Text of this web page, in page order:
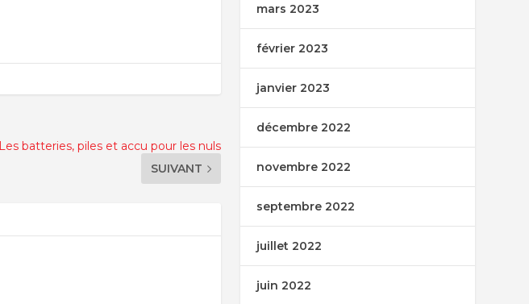
Les batteries, piles et accu pour les nuls
SUIVANT
mars 2023
février 2023
janvier 2023
décembre 2022
novembre 2022
septembre 2022
juillet 2022
juin 2022